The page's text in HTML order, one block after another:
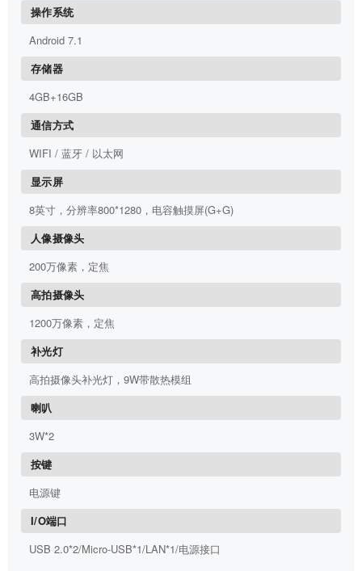
操作系统
Android 7.1
存储器
4GB+16GB
通信方式
WIFI / 蓝牙 / 以太网
显示屏
8英寸，分辨率800*1280，电容触摸屏(G+G)
人像摄像头
200万像素，定焦
高拍摄像头
1200万像素，定焦
补光灯
高拍摄像头补光灯，9W带散热模组
喇叭
3W*2
按键
电源键
I/O端口
USB 2.0*2/Micro-USB*1/LAN*1/电源接口